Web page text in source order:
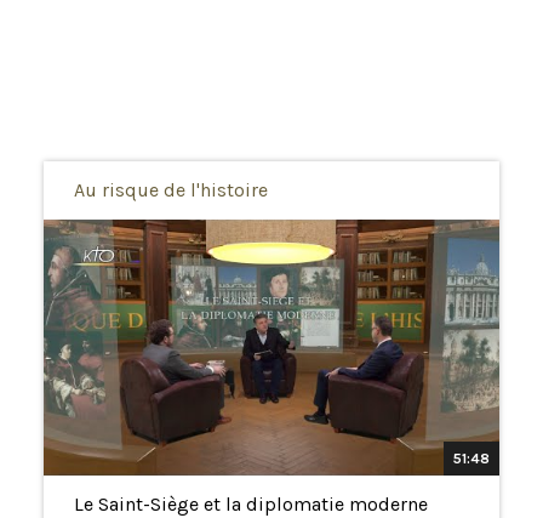
Au risque de l'histoire
51:48
Le Saint-Siège et la diplomatie moderne